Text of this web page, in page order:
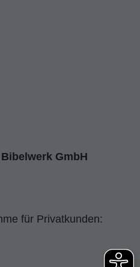
GmbH
für Privatkunden: